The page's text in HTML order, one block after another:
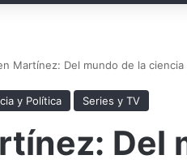
Martínez: Del mundo de la
y Política Series y TV
Del